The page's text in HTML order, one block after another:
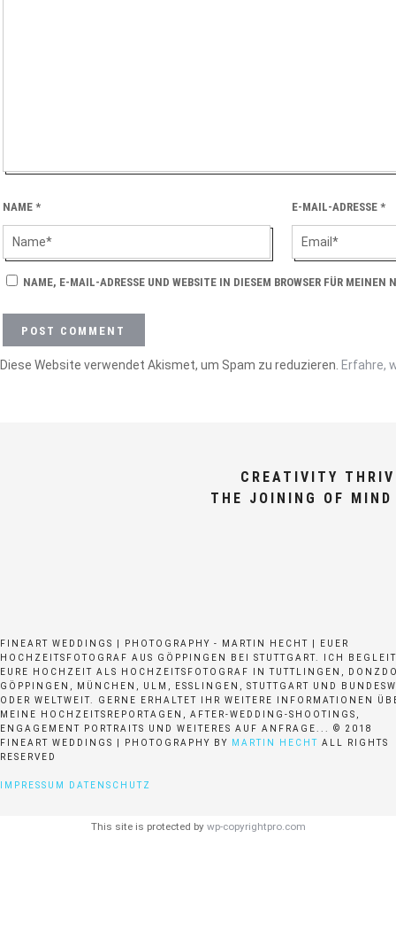
NAME * E-MAIL-ADRESSE *
NAME, E-MAIL-ADRESSE UND WEBSITE IN DIESEM BROWSER FÜR MEINEN
Diese Website verwendet Akismet, um Spam zu reduzieren. Erfahre,
CREATIVITY
THE JOINING OF
FINEART WEDDINGS | PHOTOGRAPHY - MARTIN HECHT | EUER
HOCHZEITSFOTOGRAF AUS GÖPPINGEN BEI STUTTGART. ICH
EURE HOCHZEIT ALS HOCHZEITSFOTOGRAF IN TUTTLINGEN,
GÖPPINGEN, MÜNCHEN, ULM, ESSLINGEN, STUTTGART UND
ODER WELTWEIT. GERNE ERHALTET IHR WEITERE INFORMATIONEN
MEINE HOCHZEITSREPORTAGEN, AFTER-WEDDING-SHOOTINGS,
ENGAGEMENT PORTRAITS UND WEITERES AUF ANFRAGE... © 2018
FINEART WEDDINGS | PHOTOGRAPHY BY
MARTIN HECHT ALL RIGHTS
RESERVED
IMPRESSUM DATENSCHUTZ
This site is protected by wp-copyrightpro.com